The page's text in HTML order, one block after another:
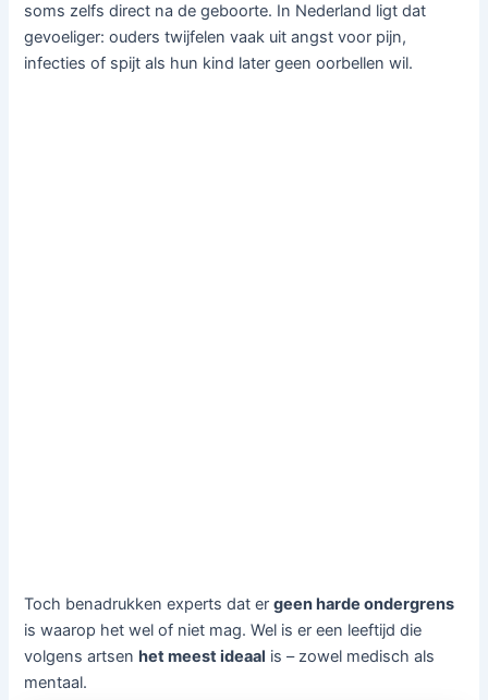
soms zelfs direct na de geboorte. In Nederland ligt dat
gevoeliger: ouders twijfelen vaak uit angst voor pijn,
infecties of spijt als hun kind later geen oorbellen wil.
Toch benadrukken experts dat ergeen harde ondergrens
is waarop het wel of niet mag. Wel is er een leeftijd die
volgens artsenhet meest ideaal is – zowel medisch als
mentaal.